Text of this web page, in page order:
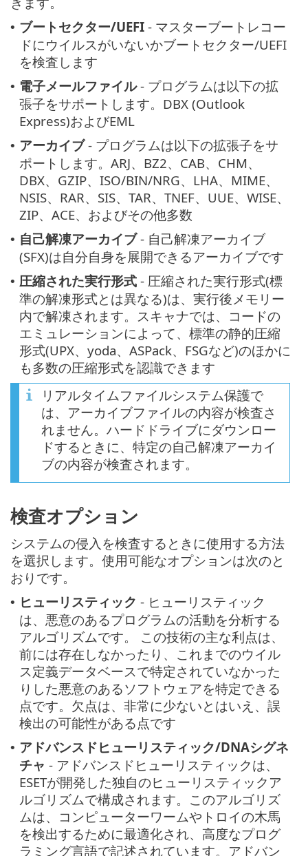
• ブートセクター/UEFI - マスターブートレコー
ドにウイルスがいないかブートセクター/UEFI
を検査します
• 電子メールファイル- プログラムは以下の拡
張子をサポートします。DBX (Outlook
Express)およびEML
• アーカイブ- プログラムは以下の拡張子をサ
ポートします。ARJ、BZ2、CAB、CHM、
DBX、GZIP、ISO/BIN/NRG、LHA、MIME、
NSIS、RAR、SIS、TAR、TNEF、UUE、WISE、
ZIP、ACE、およびその他多数
• 自己解凍アーカイブ- 自己解凍アーカイブ
(SFX)は自分自身を展開できるアーカイブです
• 圧縮された実行形式 - 圧縮された実行形式(標
準の解凍形式とは異なる)は、実行後メモリー
内で解凍されます。スキャナでは、コードの
エミュレーションによって、標準の静的圧縮
形式(UPX、yoda、ASPack、FSGなど)のほかに
も多数の圧縮形式を認識できます
リアルタイムファイルシステム保護で
は、アーカイブファイルの内容が検査さ
れません。ハードドライブにダウンロー
ドするときに、特定の自己解凍アーカイ
ブの内容が検査されます。
検査オプション
システムの侵入を検査するときに使用する方法
を選択します。使用可能なオプションは次のと
おりです。
• ヒューリスティック - ヒューリスティック
は、悪意のあるプログラムの活動を分析する
アルゴリズムです。 この技術の主な利点は、
前には存在しなかったり、これまでのウイル
ス定義データベースで特定されていなかった
りした悪意のあるソフトウェアを特定できる
点です。欠点は、非常に少ないとはいえ、誤
検出の可能性がある点です
• アドバンスドヒューリスティック/DNAシグネ
チャ - アドバンスドヒューリスティックは、
ESETが開発した独自のヒューリスティックア
ルゴリズムで構成されます。このアルゴリズ
ムは、コンピューターワームやトロイの木馬
を検出するために最適化され、高度なプログ
ラミング言語で記述されています。アドバン